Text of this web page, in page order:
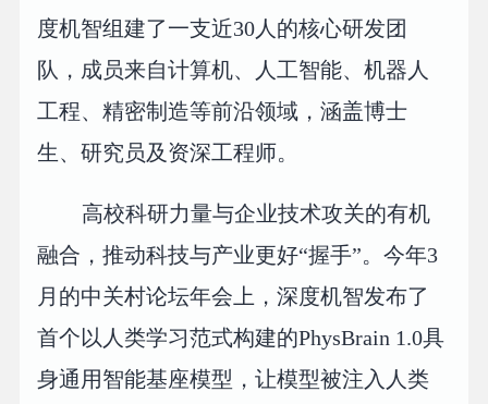
度机智组建了一支近30人的核心研发团
队，成员来自计算机、人工智能、机器人
工程、精密制造等前沿领域，涵盖博士
生、研究员及资深工程师。
高校科研力量与企业技术攻关的有机
融合，推动科技与产业更好“握手”。今年3
月的中关村论坛年会上，深度机智发布了
首个以人类学习范式构建的PhysBrain 1.0具
身通用智能基座模型，让模型被注入人类